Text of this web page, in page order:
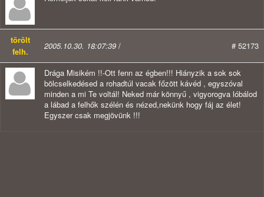
törölt
felh.
2005.10.30. 18:07:39 / # 52173
Drága Misikém !!-Ott fenn az égben!!! Hiányzik a sok sok
bölcselkedésed a rohadtúl vacak főzött kávéd , egyszóval
minden a mi Te voltál! Neked már könnyű , vigyorogva lóbálod
a lábad a felhők szélén és nézed,nekünk hogy fáj az élet!
Egyszer csak megjövünk !!!